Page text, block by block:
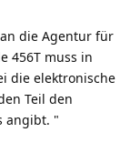
die Agentur für
456T muss in
die elektronische
Teil den
angibt. "